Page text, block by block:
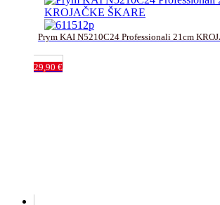
Prym KAI N5210C24 Professionali 21cm
29,90 €